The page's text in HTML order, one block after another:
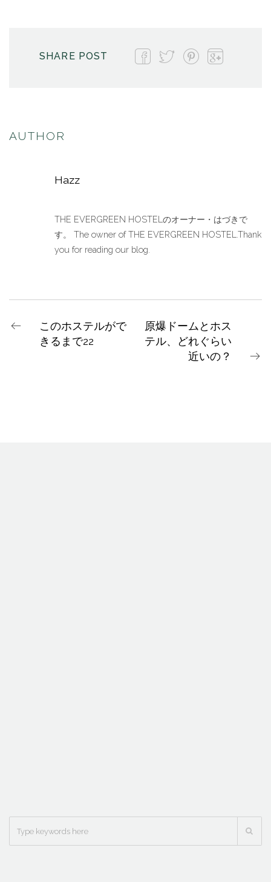
SHARE POST
AUTHOR
Hazz
THE EVERGREEN HOSTELのオーナー・はづきで
す。 The owner of THE EVERGREEN HOSTEL.Thank
you for reading our blog.
このホステルがで
きるまで22
原爆ドームとホス
テル、どれぐらい
近いの？